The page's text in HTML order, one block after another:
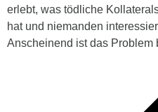
erlebt, was tödliche
hat und niemanden
Anscheinend ist das Problem